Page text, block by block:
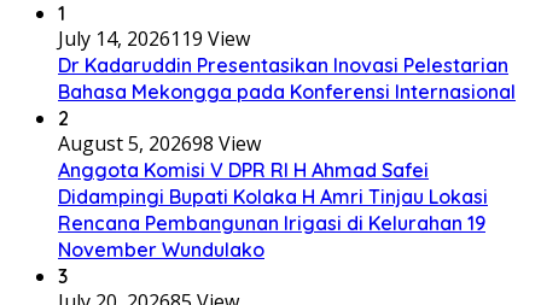
1
July 14, 2026119 View
Dr Kadaruddin Presentasikan Inovasi Pelestarian
Bahasa Mekongga pada Konferensi Internasional
2
August 5, 202698 View
Anggota Komisi V DPR RI H Ahmad Safei
Didampingi Bupati Kolaka H Amri Tinjau Lokasi
Rencana Pembangunan Irigasi di Kelurahan 19
November Wundulako
3